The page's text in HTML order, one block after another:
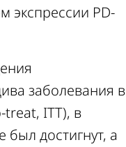
экспрессии PD-
заболевания в
ITT), в
достигнут, а